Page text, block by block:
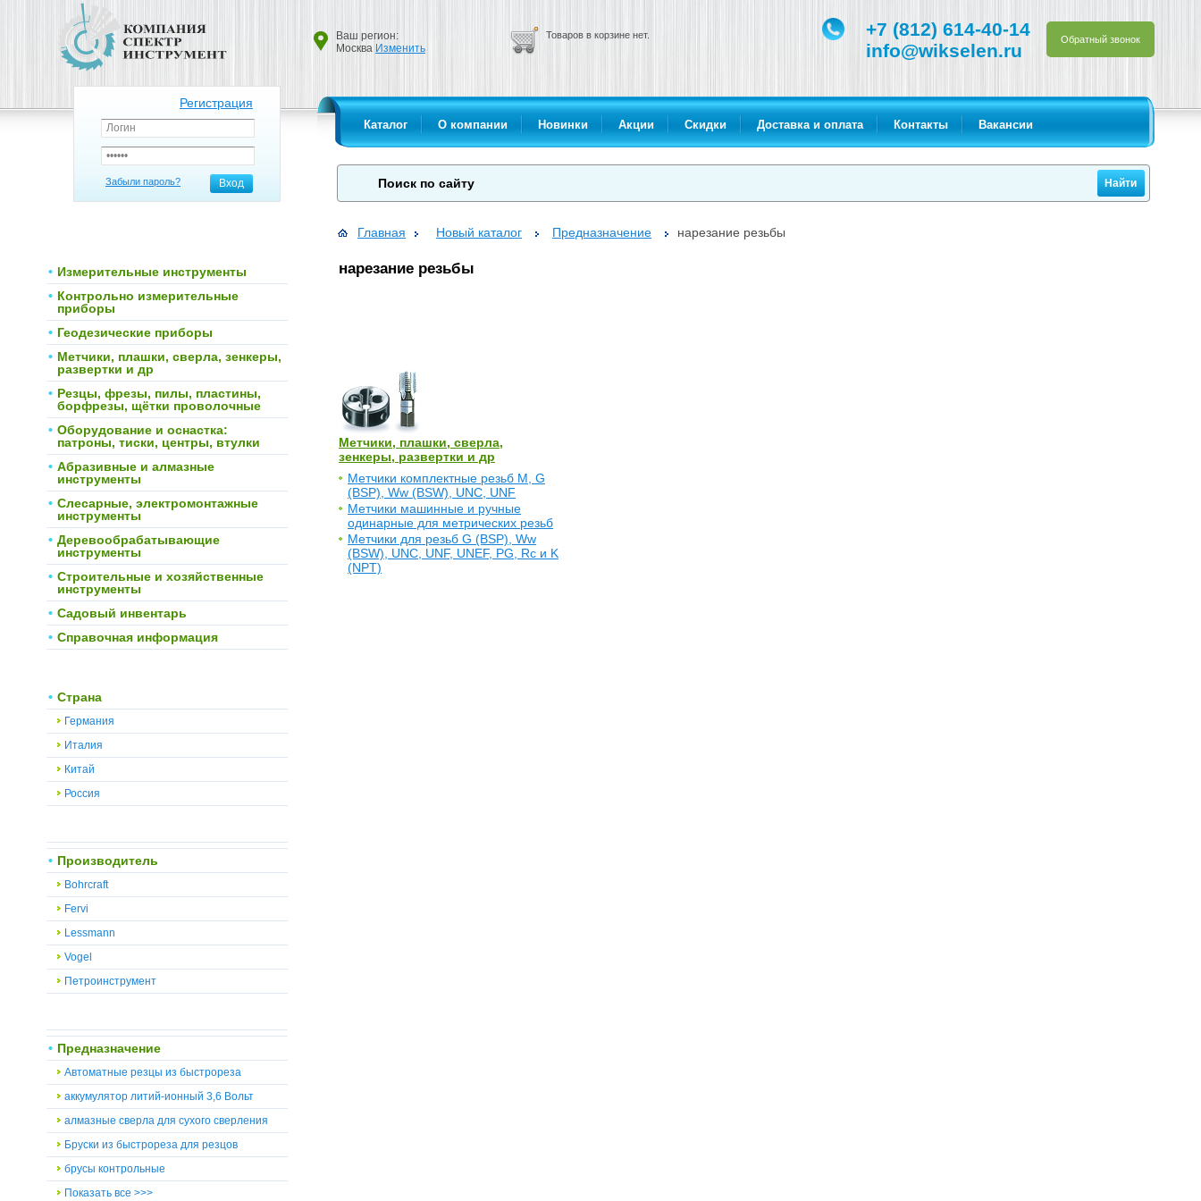
+7 (812) 614-40-14
info@wikselen.ru
Обратный звонок
Ваш регион:
Москва Изменить
Товаров в корзине нет.
Регистрация
Забыли пароль? Вход
Каталог О компании Новинки Акции Скидки Доставка и оплата Контакты Вакансии
Главная Новый каталог Предназначение нарезание резьбы
Измерительные инструменты
Контрольно измерительные
приборы
Геодезические приборы
Метчики, плашки, сверла, зенкеры,
развертки и др
Резцы, фрезы, пилы, пластины,
борфрезы, щётки проволочные
Оборудование и оснастка:
патроны, тиски, центры, втулки
Абразивные и алмазные
инструменты
Слесарные, электромонтажные
инструменты
Деревообрабатывающие
инструменты
Строительные и хозяйственные
инструменты
Садовый инвентарь
Справочная информация
Страна
Германия
Италия
Китай
Россия
Производитель
Bohrcraft
Fervi
Lessmann
Vogel
Петроинструмент
Предназначение
Автоматные резцы из быстрореза
аккумулятор литий-ионный 3,6 Вольт
алмазные сверла для сухого сверления
Бруски из быстрореза для резцов
брусы контрольные
Показать все >>>
нарезание резьбы
Метчики, плашки, сверла,
зенкеры, развертки и др
Метчики комплектные резьб М, G
(BSP), Ww (BSW), UNC, UNF
Метчики машинные и ручные
одинарные для метрических резьб
Метчики для резьб G (BSP), Ww
(BSW), UNC, UNF, UNEF, PG, Rc и K
(NPT)